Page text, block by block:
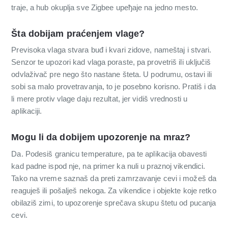
traje, a hub okuplja sve Zigbee uређaje na jedno mesto.
Šta dobijam praćenjem vlage?
Previsoka vlaga stvara buđ i kvari zidove, nameštaj i stvari.
Senzor te upozori kad vlaga poraste, pa provetriš ili uključiš
odvlaživač pre nego što nastane šteta. U podrumu, ostavi ili
sobi sa malo provetravanja, to je posebno korisno. Pratiš i da
li mere protiv vlage daju rezultat, jer vidiš vrednosti u
aplikaciji.
Mogu li da dobijem upozorenje na mraz?
Da. Podesiš granicu temperature, pa te aplikacija obavesti
kad padne ispod nje, na primer ka nuli u praznoj vikendici.
Tako na vreme saznaš da preti zamrzavanje cevi i možeš da
reaguješ ili pošalješ nekoga. Za vikendice i objekte koje retko
obilaziš zimi, to upozorenje sprečava skupu štetu od pucanja
cevi.